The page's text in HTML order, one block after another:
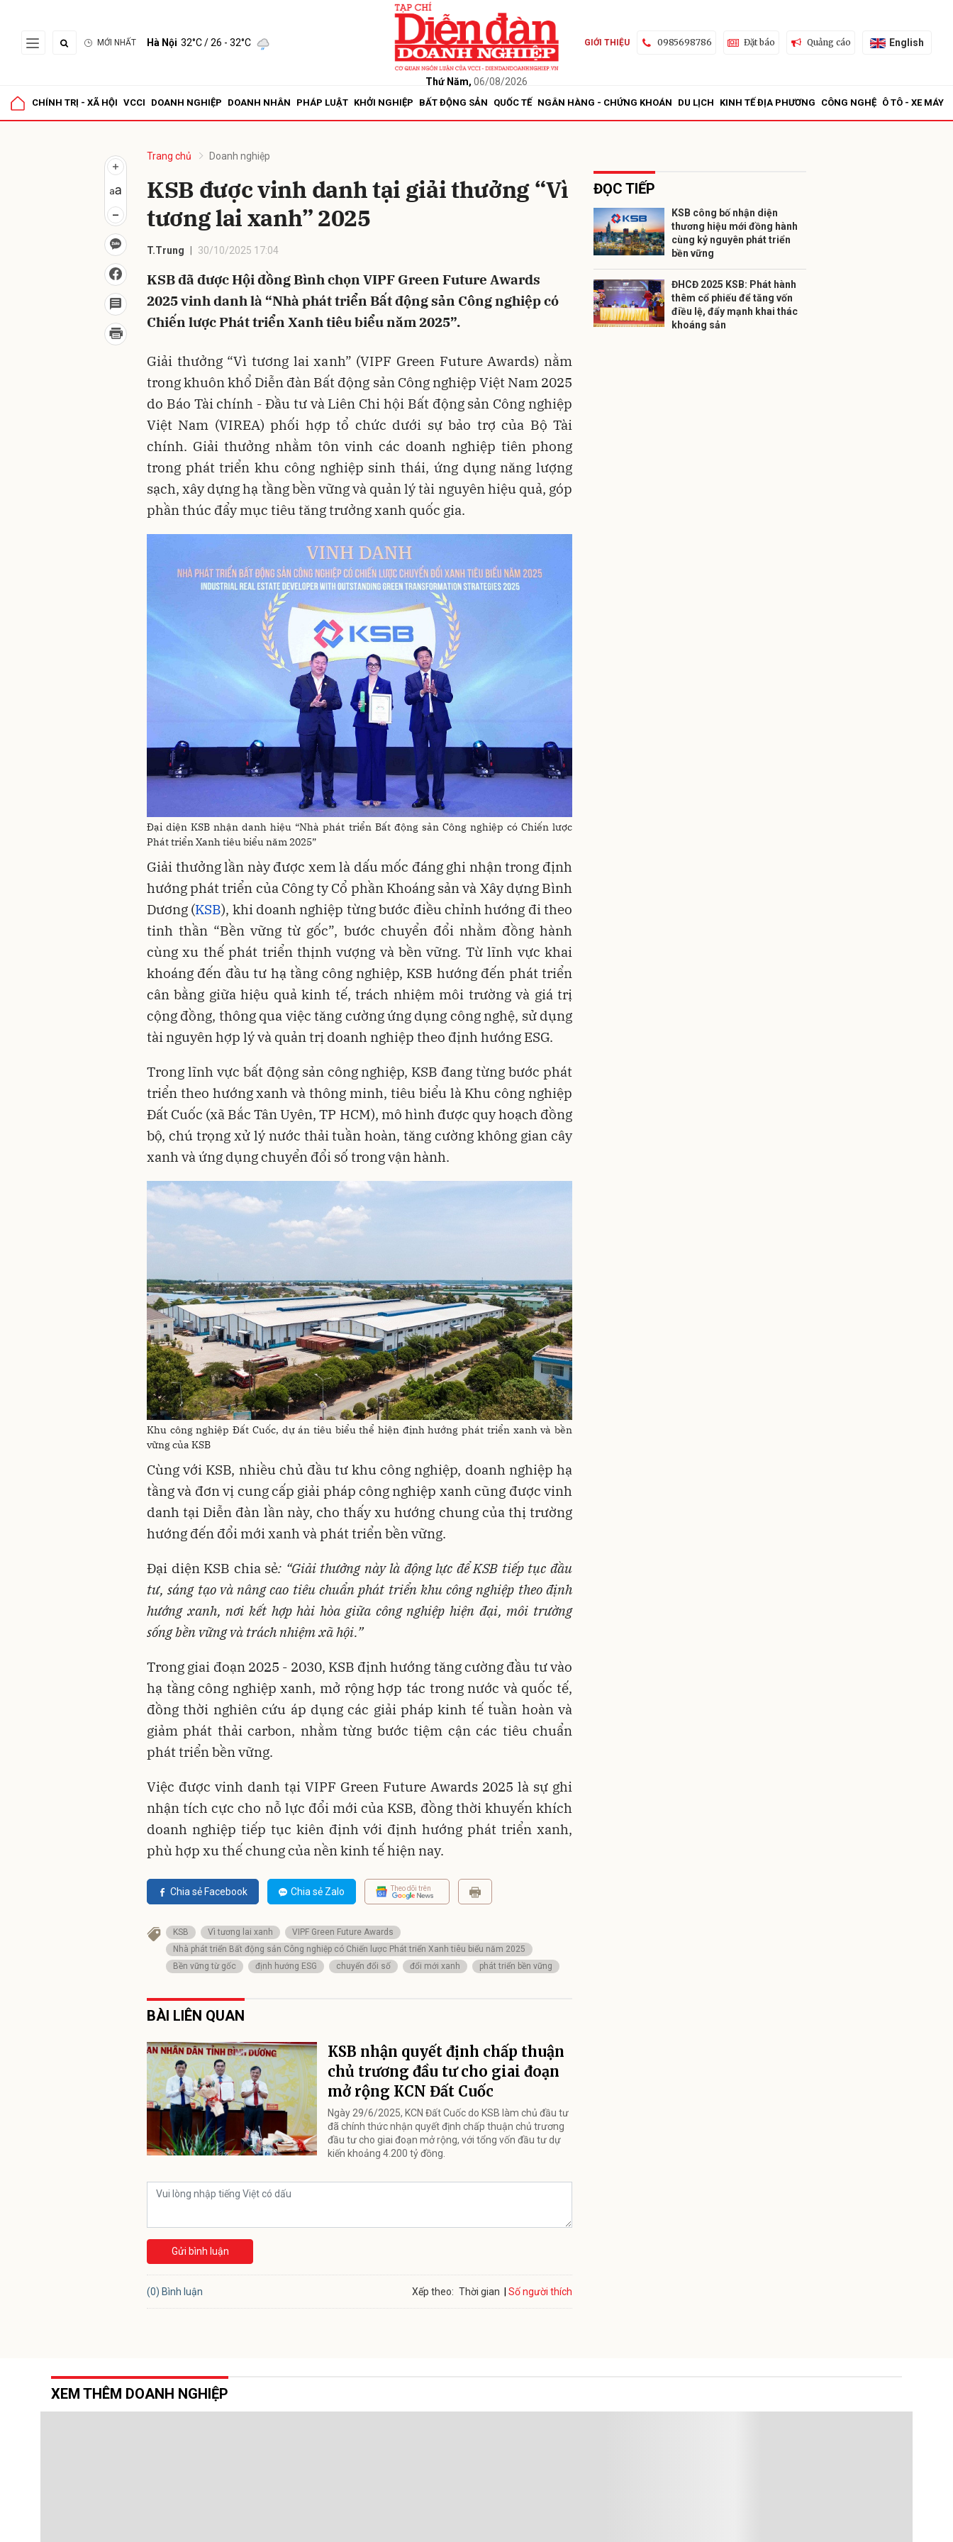
MỚI NHẤT Hà Nội 32°C/ 26 - 32°C
Thứ Năm, 06/08/2026
GIỚI THIỆU 0985698786 Đặt báo Quảng cáo English
CHÍNH TRỊ - XÃ HỘI VCCI DOANH NGHIỆP DOANH NHÂN PHÁP LUẬT KHỞI NGHIỆP BẤT ĐỘNG SẢN QUỐC TẾ NGÂN HÀNG - CHỨNG KHOÁN DU LỊCH KINH TẾ ĐỊA PHƯƠNG CÔNG NGHỆ Ô TÔ - XE MÁY
Trang chủ Doanh nghiệp
KSB được vinh danh tại giải thưởng “Vì
tương lai xanh” 2025
T.Trung 30/10/2025 17:04
KSB đã được Hội đồng Bình chọn VIPF Green Future Awards
2025 vinh danh là “Nhà phát triển Bất động sản Công nghiệp có
Chiến lược Phát triển Xanh tiêu biểu năm 2025”.
Giải thưởng “Vì tương lai xanh” (VIPF Green Future Awards) nằm
trong khuôn khổ Diễn đàn Bất động sản Công nghiệp Việt Nam 2025
do Báo Tài chính - Đầu tư và Liên Chi hội Bất động sản Công nghiệp
Việt Nam (VIREA) phối hợp tổ chức dưới sự bảo trợ của Bộ Tài
chính. Giải thưởng nhằm tôn vinh các doanh nghiệp tiên phong
trong phát triển khu công nghiệp sinh thái, ứng dụng năng lượng
sạch, xây dựng hạ tầng bền vững và quản lý tài nguyên hiệu quả, góp
phần thúc đẩy mục tiêu tăng trưởng xanh quốc gia.
Đại diện KSB nhận danh hiệu “Nhà phát triển Bất động sản Công nghiệp có Chiến lược
Phát triển Xanh tiêu biểu năm 2025”
Giải thưởng lần này được xem là dấu mốc đáng ghi nhận trong định
hướng phát triển của Công ty Cổ phần Khoáng sản và Xây dựng Bình
Dương (KSB), khi doanh nghiệp từng bước điều chỉnh hướng đi theo
tinh thần “Bền vững từ gốc”, bước chuyển đổi nhằm đồng hành
cùng xu thế phát triển thịnh vượng và bền vững. Từ lĩnh vực khai
khoáng đến đầu tư hạ tầng công nghiệp, KSB hướng đến phát triển
cân bằng giữa hiệu quả kinh tế, trách nhiệm môi trường và giá trị
cộng đồng, thông qua việc tăng cường ứng dụng công nghệ, sử dụng
tài nguyên hợp lý và quản trị doanh nghiệp theo định hướng ESG.
Trong lĩnh vực bất động sản công nghiệp, KSB đang từng bước phát
triển theo hướng xanh và thông minh, tiêu biểu là Khu công nghiệp
Đất Cuốc (xã Bắc Tân Uyên, TP HCM), mô hình được quy hoạch đồng
bộ, chú trọng xử lý nước thải tuần hoàn, tăng cường không gian cây
xanh và ứng dụng chuyển đổi số trong vận hành.
Khu công nghiệp Đất Cuốc, dự án tiêu biểu thể hiện định hướng phát triển xanh và bền
vững của KSB
Cùng với KSB, nhiều chủ đầu tư khu công nghiệp, doanh nghiệp hạ
tầng và đơn vị cung cấp giải pháp công nghiệp xanh cũng được vinh
danh tại Diễn đàn lần này, cho thấy xu hướng chung của thị trường
hướng đến đổi mới xanh và phát triển bền vững.
Đại diện KSB chia sẻ: “Giải thưởng này là động lực để KSB tiếp tục đầu
tư, sáng tạo và nâng cao tiêu chuẩn phát triển khu công nghiệp theo định
hướng xanh, nơi kết hợp hài hòa giữa công nghiệp hiện đại, môi trường
sống bền vững và trách nhiệm xã hội.”
Trong giai đoạn 2025 - 2030, KSB định hướng tăng cường đầu tư vào
hạ tầng công nghiệp xanh, mở rộng hợp tác trong nước và quốc tế,
đồng thời nghiên cứu áp dụng các giải pháp kinh tế tuần hoàn và
giảm phát thải carbon, nhằm từng bước tiệm cận các tiêu chuẩn
phát triển bền vững.
Việc được vinh danh tại VIPF Green Future Awards 2025 là sự ghi
nhận tích cực cho nỗ lực đổi mới của KSB, đồng thời khuyến khích
doanh nghiệp tiếp tục kiên định với định hướng phát triển xanh,
phù hợp xu thế chung của nền kinh tế hiện nay.
Chia sẻ Facebook Chia sẻ Zalo Theo dõi trên
KSB Vì tương lai xanh
VIPF Green Future Awards
Nhà phát triển Bất động sản Công nghiệp có Chiến lược Phát triển Xanh tiêu biểu năm 2025
Bền vững từ gốc
định hướng ESG chuyển đổi số đổi mới xanh phát triển bền vững
BÀI LIÊN QUAN
KSB nhận quyết định chấp thuận
chủ trương đầu tư cho giai đoạn
mở rộng KCN Đất Cuốc
Ngày 29/6/2025, KCN Đất Cuốc do KSB làm chủ đầu tư
đã chính thức nhận quyết định chấp thuận chủ trương
đầu tư cho giai đoạn mở rộng, với tổng vốn đầu tư dự
kiến khoảng 4.200 tỷ đồng.
Gửi bình luận
(0) Bình luận Xếp theo: Thời gian Số người thích
ĐỌC TIẾP
KSB công bố nhận diện
thương hiệu mới đồng hành
cùng kỷ nguyên phát triển
bền vững
ĐHCĐ 2025 KSB: Phát hành
thêm cổ phiếu để tăng vốn
điều lệ, đẩy mạnh khai thác
khoáng sản
XEM THÊM DOANH NGHIỆP
Gửi